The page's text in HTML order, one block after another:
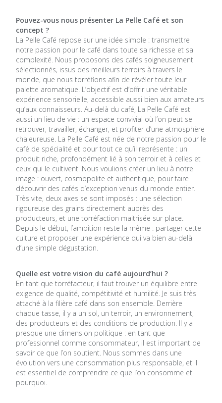
Pouvez-vous nous présenter La Pelle Café et son
concept ?
La Pelle Café repose sur une idée simple : transmettre
notre passion pour le café dans toute sa richesse et sa
complexité. Nous proposons des cafés soigneusement
sélectionnés, issus des meilleurs terroirs à travers le
monde, que nous torréfions afin de révéler toute leur
palette aromatique. L’objectif est d’offrir une véritable
expérience sensorielle, accessible aussi bien aux amateurs
qu’aux connaisseurs. Au-delà du café, La Pelle Café est
aussi un lieu de vie : un espace convivial où l’on peut se
retrouver, travailler, échanger, et profiter d’une atmosphère
chaleureuse. La Pelle Café est née de notre passion pour le
café de spécialité et pour tout ce qu’il représente : un
produit riche, profondément lié à son terroir et à celles et
ceux qui le cultivent. Nous voulions créer un lieu à notre
image : ouvert, cosmopolite et authentique, pour faire
découvrir des cafés d’exception venus du monde entier.
Très vite, deux axes se sont imposés : une sélection
rigoureuse des grains directement auprès des
producteurs, et une torréfaction maitrisée sur place.
Depuis le début, l’ambition reste la même : partager cette
culture et proposer une expérience qui va bien au-delà
d’une simple dégustation.
Quelle est votre vision du café aujourd’hui ?
En tant que torréfacteur, il faut trouver un équilibre entre
exigence de qualité, compétitivité et humilité. Je suis très
attaché à la filière café dans son ensemble. Derrière
chaque tasse, il y a un sol, un terroir, un environnement,
des producteurs et des conditions de production. Il y a
presque une dimension politique : en tant que
professionnel comme consommateur, il est important de
savoir ce que l’on soutient. Nous sommes dans une
évolution vers une consommation plus responsable, et il
est essentiel de comprendre ce que l’on consomme et
pourquoi.